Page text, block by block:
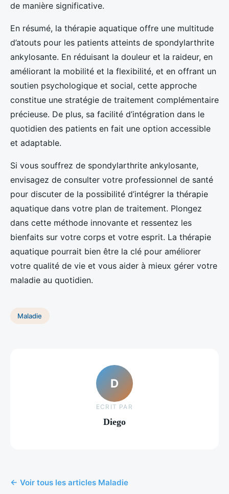
de manière significative.
En résumé, la thérapie aquatique offre une multitude
d’atouts pour les patients atteints de spondylarthrite
ankylosante. En réduisant la douleur et la raideur, en
améliorant la mobilité et la flexibilité, et en offrant un
soutien psychologique et social, cette approche
constitue une stratégie de traitement complémentaire
précieuse. De plus, sa facilité d’intégration dans le
quotidien des patients en fait une option accessible
et adaptable.
Si vous souffrez de spondylarthrite ankylosante,
envisagez de consulter votre professionnel de santé
pour discuter de la possibilité d’intégrer la thérapie
aquatique dans votre plan de traitement. Plongez
dans cette méthode innovante et ressentez les
bienfaits sur votre corps et votre esprit. La thérapie
aquatique pourrait bien être la clé pour améliorer
votre qualité de vie et vous aider à mieux gérer votre
maladie au quotidien.
Maladie
D
ECRIT PAR
Diego
← Voir tous les articles Maladie